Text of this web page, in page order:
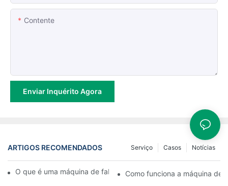
Contente
Enviar Inquérito Agora
ARTIGOS RECOMENDADOS Notícias
Casos
Serviço
O que é uma máquina de fabricação de sacolas plásticas?
Como funciona a máquina de